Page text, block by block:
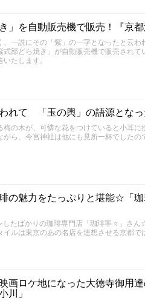
」を自動販売機で販売！『京都
、一説にその「紫」の一字となったと云わ
式部どら焼き」が自動販売機で販売され
たします。
れて 「玉の輿」の語源となっ
梅の木が、可憐な花をつけていると小耳に
がら、今宮神社は他にも見所一杯でしたの
の魅力をたっぷりと堪能☆「
したばかりの珈琲専門店「珈琲寧々」さ
イルは東京のあの名店を連想させる京都
映画ロケ地になった大徳寺御用
川」